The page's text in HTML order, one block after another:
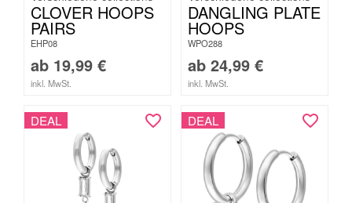
CLOVER HOOPS
PAIRS
EHP08
ab 19,99 €
inkl. MwSt.
DANGLING PLATE
HOOPS
WPO288
ab 24,99 €
inkl. MwSt.
DEAL DEAL